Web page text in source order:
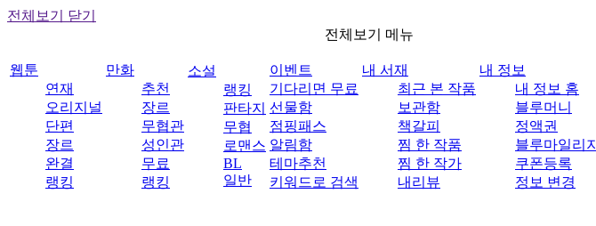
전체보기 닫기
전체보기 메뉴
웹툰
연재
오리지널
단편
장르
완결
랭킹
만화
추천
장르
무협관
성인관
무료
랭킹
소설
랭킹
판타지
무협
로맨스
BL
일반
이벤트
기다리면 무료
선물함
점핑패스
알림함
테마추천
키워드로 검색
내 서재
최근 본 작품
보관함
책갈피
찜 한 작품
찜 한 작가
내리뷰
내 정보
내 정보 홈
블루머니
정액권
블루마일리지
쿠폰등록
정보 변경